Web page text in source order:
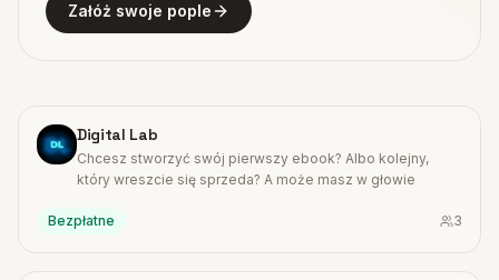
Załóż swoje pople
#13 Digital Lab
Chcesz stworzyć swój pierwszy ebook? Albo kolejny,
który wreszcie się sprzeda? A może masz w głowie
Bezpłatne 3